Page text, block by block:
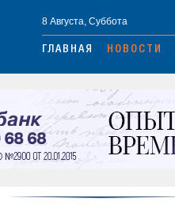
8 Августа, Суббота
ГЛАВНАЯ НОВОСТИ